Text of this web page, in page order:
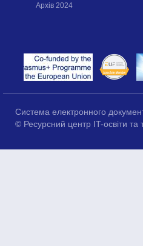
Архів 2024
Система електронного
© Ресурсний центр IT-освіти та